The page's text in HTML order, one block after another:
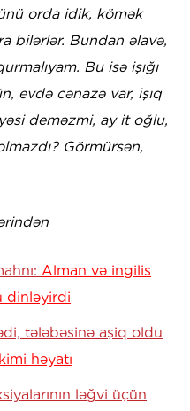
orda idik, kömək
bilərlər. Bundan əlavə,
Bu isə işığı
evdə cənazə var, işıq
deməzmi, ay it oğlu,
Görmürsən,
Alman və ingilis
dinləyirdi
tələbəsinə aşiq oldu
həyatı
ləğvi üçün